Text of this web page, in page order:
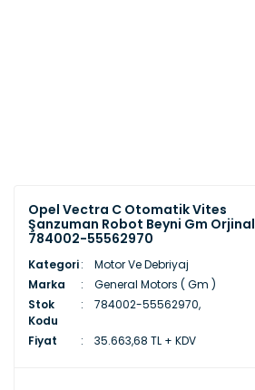
Opel Vectra C Otomatik Vites
Şanzuman Robot Beyni Gm Orjinal
784002-55562970
Kategori
Motor Ve Debriyaj
Marka
General Motors ( Gm )
Stok
Kodu
784002-55562970,
Fiyat 35.663,68 TL + KDV